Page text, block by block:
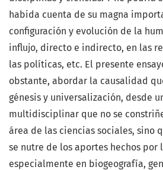
habida cuenta de su magna
configuración y evolución de la
influjo, directo e indirecto, en las
las políticas, etc. El presente
obstante, abordar la causalidad
génesis y universalización, desde
multidisciplinar que no se
área de las ciencias sociales, sino
se nutre de los aportes hechos por
especialmente en biogeografía,